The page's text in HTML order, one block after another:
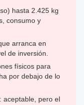
hasta 2.425 kg
consumo y
arranca en
de inversión.
físicos para
por debajo de lo
aceptable, pero el